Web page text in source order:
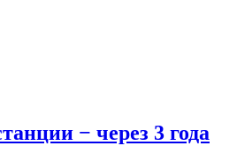
− через 3 года